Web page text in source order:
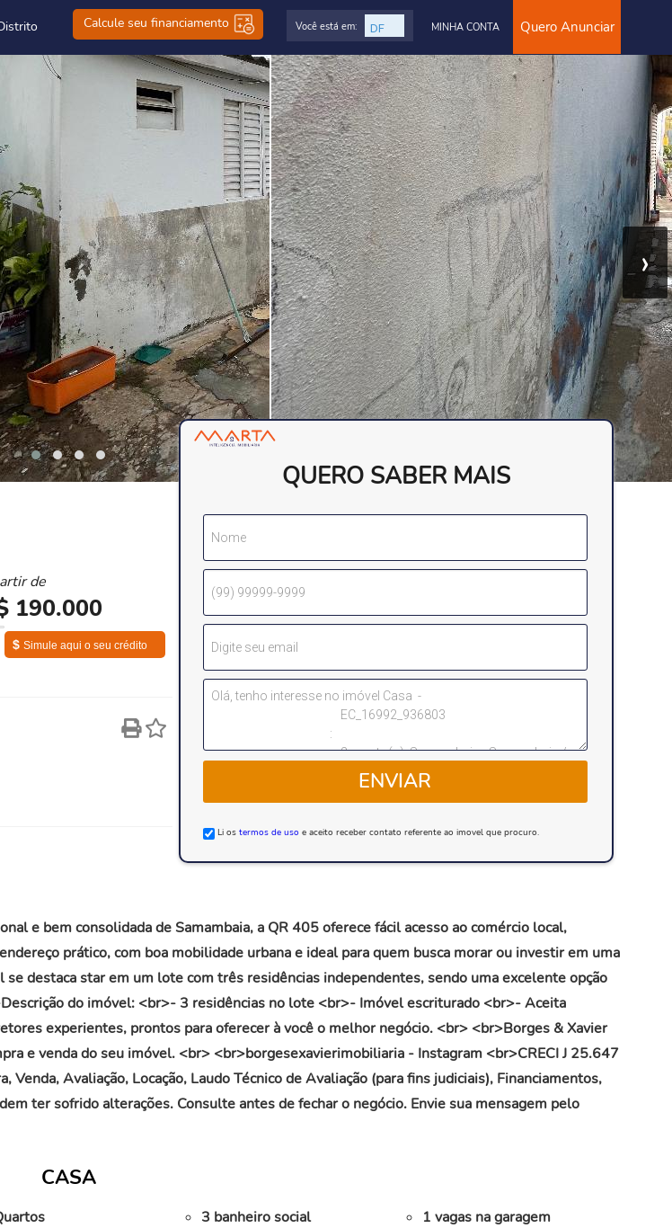
Calcule seu financiamento Quero Anunciar
MINHA CONTA
Você está em:
›
de
190.000
$ Simule aqui o seu crédito
QUERO SABER MAIS
ENVIAR
Li os termos de uso e aceito receber contato referente ao imovel que procuro.
e bem consolidada de Samambaia, a QR 405 oferece fácil acesso ao comércio local,
prático, com boa mobilidade urbana e ideal para quem busca morar ou investir em uma
destaca star em um lote com três residências independentes, sendo uma excelente opção
do imóvel: <br>- 3 residências no lote <br>- Imóvel escriturado <br>- Aceita
experientes, prontos para oferecer à você o melhor negócio. <br> <br>Borges & Xavier
e venda do seu imóvel. <br> <br>borgesexavierimobiliaria - Instagram <br>CRECI J 25.647
Avaliação, Locação, Laudo Técnico de Avaliação (para fins judiciais), Financiamentos,
ter sofrido alterações. Consulte antes de fechar o negócio. Envie sua mensagem pelo
CASA
3 banheiro social
1 vagas na garagem